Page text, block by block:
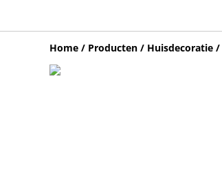
Home / Producten / Huisdecoratie /